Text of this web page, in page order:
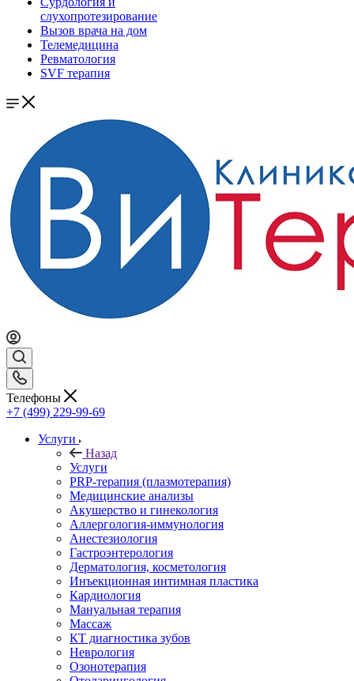
слухопротезирование
Вызов врача на дом
Телемедицина
Ревматология
SVF терапия
Телефоны
+7 (499) 229-99-69
Услуги
Назад
Услуги
PRP-терапия (плазмотерапия)
Медицинские анализы
Акушерство и гинекология
Аллергология-иммунология
Анестезиология
Гастроэнтерология
Дерматология, косметология
Инъекционная интимная пластика
Кардиология
Мануальная терапия
Массаж
КТ диагностика зубов
Неврология
Озонотерапия